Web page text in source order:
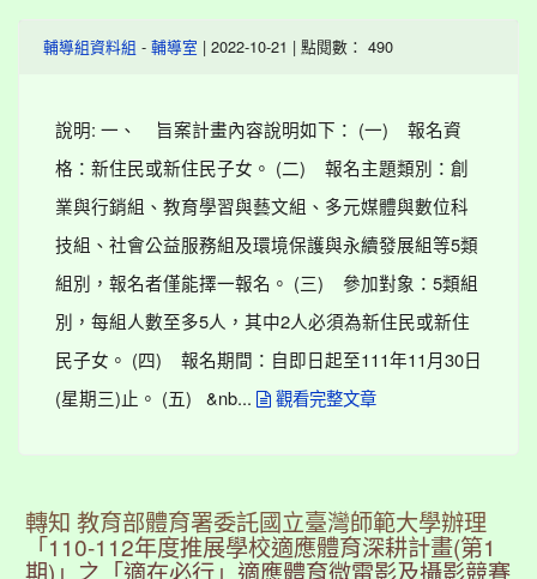
輔導組資料組 - 輔導室 | 2022-10-21 | 點閱數： 490
說明: 一、 旨案計畫內容說明如下： (一) 報名資
格：新住民或新住民子女。 (二) 報名主題類別：創
業與行銷組、教育學習與藝文組、多元媒體與數位科
技組、社會公益服務組及環境保護與永續發展組等5類
組別，報名者僅能擇一報名。 (三) 參加對象：5類組
別，每組人數至多5人，其中2人必須為新住民或新住
民子女。 (四) 報名期間：自即日起至111年11月30日
(星期三)止。 (五) &nb...
觀看完整文章
轉知 教育部體育署委託國立臺灣師範大學辦理
「110-112年度推展學校適應體育深耕計畫(第1
期)」之「適在必行」適應體育微電影及攝影競賽